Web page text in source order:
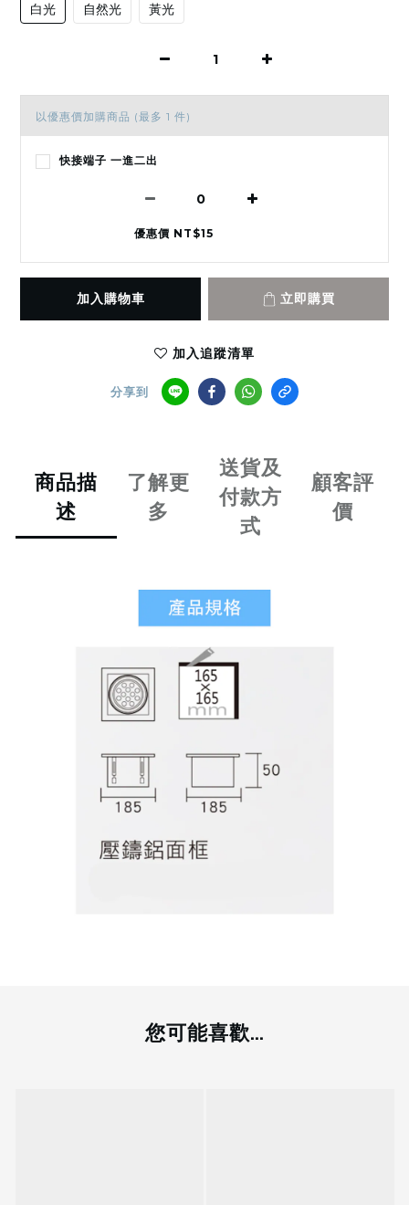
白光 自然光 黃光
以優惠價加購商品 (最多 1 件)
快接端子 一進二出
優惠價 NT$15
加入購物車 立即購買
加入追蹤清單
分享到
商品描
述
了解更
多
送貨及
付款方
式
顧客評
價
您可能喜歡...